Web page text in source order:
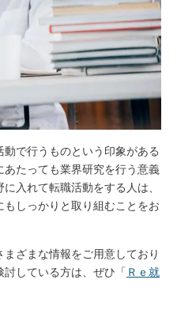
で行うものという印象がある
たっても業界研究を行う意義
入れて転職活動をする人は、
しっかりと取り組むことをお
まざまな情報をご用意しており
討している方は、ぜひ「 Ｒｅ就